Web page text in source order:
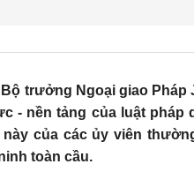
Bộ trưởng Ngoại giao
- nền tảng của luật pháp
của các ủy viên
toàn cầu.